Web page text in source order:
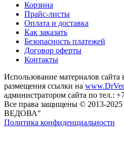
Корзина
Прайс-листы
Оплата и доставка
Как заказать
Безопасность платежей
Договор оферты
Контакты
Использование материалов
размещения ссылки на
администратором сайта по тел.:
Все права защищены © 2013-
ВЕДОВА"
Политика конфиденциальности